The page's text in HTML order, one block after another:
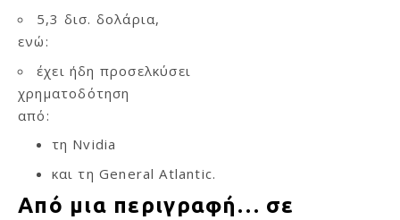
5,3 δισ. δολάρια,
ενώ:
έχει ήδη προσελκύσει
χρηματοδότηση
από:
τη Nvidia
και τη General Atlantic.
Από μια περιγραφή… σε